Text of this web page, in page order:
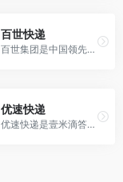
百世快递
百世集团是中国领先的智慧供应链解决方案和物流服务提供商，集供应链管理、快运、国际物流等业务板块于一体，建立了“门到门”的B2B2C的一站式服务
优速快递
优速快递是壹米滴答集团旗下快递品牌，成立于2009年，于2019年并入壹米滴答集团，是一家提供全国性快递服务的规模型快递企业，致力于成为性价比最优的大包裹 快递公司，全国统一客服热线：95058；大包裹，用优速，只为每壹次托付。